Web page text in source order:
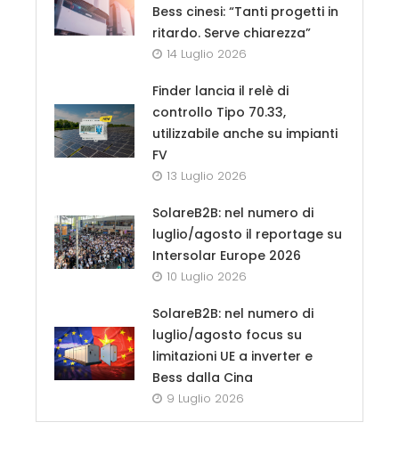
Bess cinesi: “Tanti progetti in
ritardo. Serve chiarezza”
14 Luglio 2026
Finder lancia il relè di
controllo Tipo 70.33,
utilizzabile anche su impianti
FV
13 Luglio 2026
SolareB2B: nel numero di
luglio/agosto il reportage su
Intersolar Europe 2026
10 Luglio 2026
SolareB2B: nel numero di
luglio/agosto focus su
limitazioni UE a inverter e
Bess dalla Cina
9 Luglio 2026